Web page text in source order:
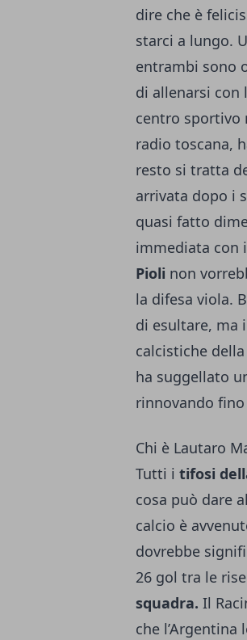
dire che è
starci a lungo.
entrambi sono
di allenarsi con
centro sportivo
radio toscana,
resto si tratta
arrivata dopo i
quasi fatto
immediata con
Pioli non
la difesa viola.
di esultare, ma
calcistiche
ha suggellato
rinnovando fino
Chi è Lautaro
Tutti i tifosi
cosa può dare
calcio è
dovrebbe
26 gol tra le
squadra. Il
che